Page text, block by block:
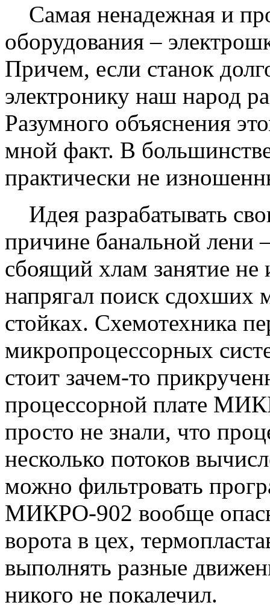
Самая ненадежная и
оборудования –
Причем, если станок
электронику наш народ
Разумного объяснения
мной факт. В
практически не
Идея разрабатывать
причине банальной лени
сбоящий хлам занятие
напрягал поиск сдохших
стойках. Схемотехника
микропроцессорных
стоит зачем-то
процессорной плате
просто не знали, что
несколько потоков
можно фильтровать
МИКРО-902 вообще
ворота в цех,
выполнять разные
никого не покалечил.